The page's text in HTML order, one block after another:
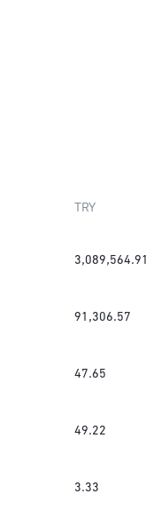
TRY
3,089,564.91
91,306.57
47.65
49.22
3.33